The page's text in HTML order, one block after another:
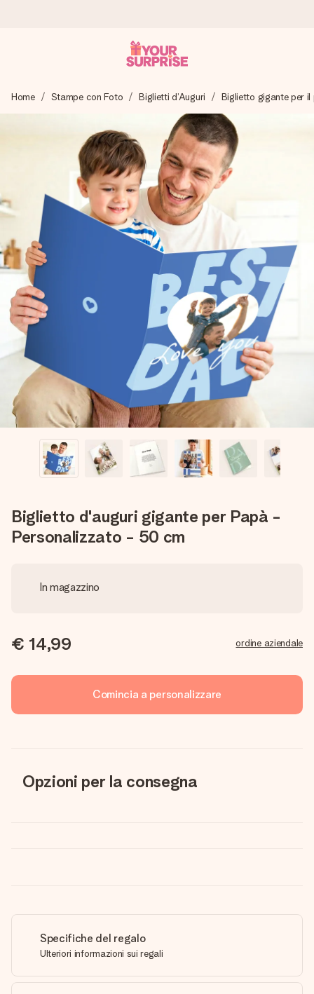
Prepariamo il tuo regalo con attenzione e lo spediamo in un
lampo – così potrai consegnarlo al momento giusto, quando
4,7 (basato su +15.000 recensioni)
I nostri regali ispirano. I clienti ci valutano 4,7 su Google
Reviews.
Biglietto d'auguri gratuito
Realizza qualcosa di unico in pochi passi – con il suo nome,
una tua foto o un messaggio che tocchi il cuore. Nessuna
complicazione, solo tanto amore per il momento perfetto.
Home Stampe con Foto Biglietti d’Auguri Biglietto gigante per
Biglietto d'auguri gigante per Papà -
Personalizzato - 50 cm
In magazzino
€ 14,99 ordine aziendale
Comincia a personalizzare
Opzioni per la consegna
Specifiche del regalo
Ulteriori informazioni sui regali